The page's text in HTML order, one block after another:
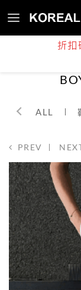
折扣
ALL
PREV